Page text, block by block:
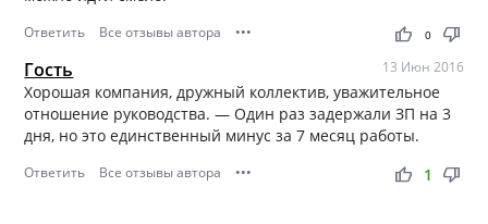
Ответить Все отзывы автора ••• thumb_up thumb_down
0
Гость 13 Июн 2016
Хорошая компания, дружный коллектив, уважительное
отношение руководства. — Один раз задержали ЗП на 3
дня, но это единственный минус за 7 месяц работы.
Ответить Все отзывы автора ••• thumb_up thumb_down
1